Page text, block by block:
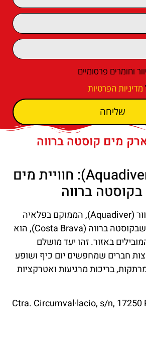
וחומרים פרסומיים
מדיניות הפרטיות
שליחה
אקווהדיוור (Aquadiver): חוויית מים
ברווה
פארק המים אקווהדיוור (Aquadiver), הממוקם בפלאיה
ד'ארו (Platja d'Aro) שבקוסטה ברווה (Costa Brava), הוא
באזור. זהו יעד מושלם
חברים שמחפשים יום כיף ושופע
בריכות מרגיעות ואטרקציות
Ctra. Circumval·lacio, s/n, 17250